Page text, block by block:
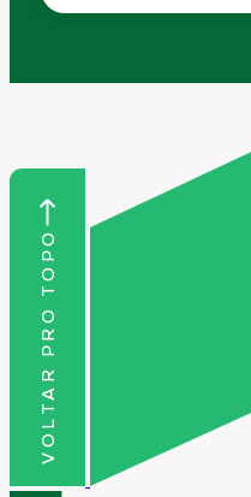
VOLTAR PRO TOPO